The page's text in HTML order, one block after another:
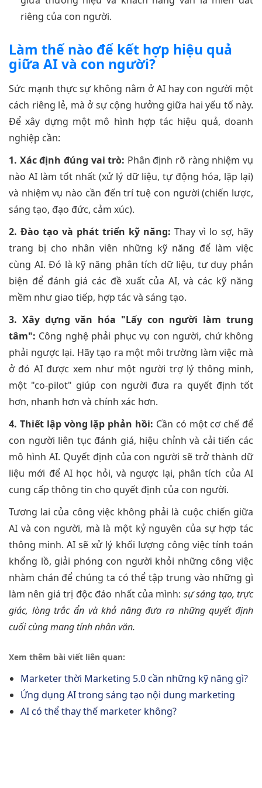
riêng của con người.
Làm thế nào để kết hợp hiệu quả
giữa AI và con người?
Sức mạnh thực sự không nằm ở AI hay con người một
cách riêng lẻ, mà ở sự cộng hưởng giữa hai yếu tố này.
Để xây dựng một mô hình hợp tác hiệu quả, doanh
nghiệp cần:
1. Xác định đúng vai trò: Phân định rõ ràng nhiệm vụ
nào AI làm tốt nhất (xử lý dữ liệu, tự động hóa, lặp lại)
và nhiệm vụ nào cần đến trí tuệ con người (chiến lược,
sáng tạo, đạo đức, cảm xúc).
2. Đào tạo và phát triển kỹ năng: Thay vì lo sợ, hãy
trang bị cho nhân viên những kỹ năng để làm việc
cùng AI. Đó là kỹ năng phân tích dữ liệu, tư duy phản
biện để đánh giá các đề xuất của AI, và các kỹ năng
mềm như giao tiếp, hợp tác và sáng tạo.
3. Xây dựng văn hóa "Lấy con người làm trung
tâm": Công nghệ phải phục vụ con người, chứ không
phải ngược lại. Hãy tạo ra một môi trường làm việc mà
ở đó AI được xem như một người trợ lý thông minh,
một "co-pilot" giúp con người đưa ra quyết định tốt
hơn, nhanh hơn và chính xác hơn.
4. Thiết lập vòng lặp phản hồi: Cần có một cơ chế để
con người liên tục đánh giá, hiệu chỉnh và cải tiến các
mô hình AI. Quyết định của con người sẽ trở thành dữ
liệu mới để AI học hỏi, và ngược lại, phân tích của AI
cung cấp thông tin cho quyết định của con người.
Tương lai của công việc không phải là cuộc chiến giữa
AI và con người, mà là một kỷ nguyên của sự hợp tác
thông minh. AI sẽ xử lý khối lượng công việc tính toán
khổng lồ, giải phóng con người khỏi những công việc
nhàm chán để chúng ta có thể tập trung vào những gì
làm nên giá trị độc đáo nhất của mình: sự sáng tạo, trực
giác, lòng trắc ẩn và khả năng đưa ra những quyết định
cuối cùng mang tính nhân văn.
Xem thêm bài viết liên quan:
Marketer thời Marketing 5.0 cần những kỹ năng gì?
Ứng dụng AI trong sáng tạo nội dung marketing
AI có thể thay thế marketer không?